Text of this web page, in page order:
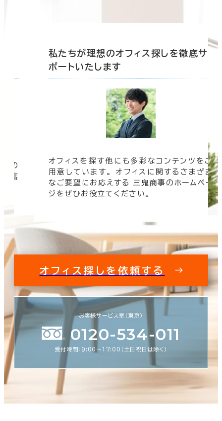
の
豊富
私たちが理想のオフィス探しを徹底サ
ポートいたします
オフィスを探す他にも多彩なコンテンツをご
用意しています。 オフィスに関するさまざま
なご要望にお応えする 三鬼商事のホームペー
ジをぜひお役立てください。
オフィス探しを依頼する
お客様サービス室（東京）
0120-534-011
受付時間：9:00〜17:00（土日祝日は除く）